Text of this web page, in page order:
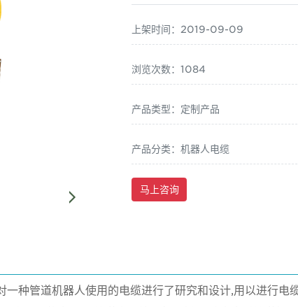
上架时间：2019-09-09
浏览次数：1084
产品类型：定制产品
产品分类：机器人电缆
马上咨询
种管道机器人使用的电缆进行了研究和设计,用以进行电